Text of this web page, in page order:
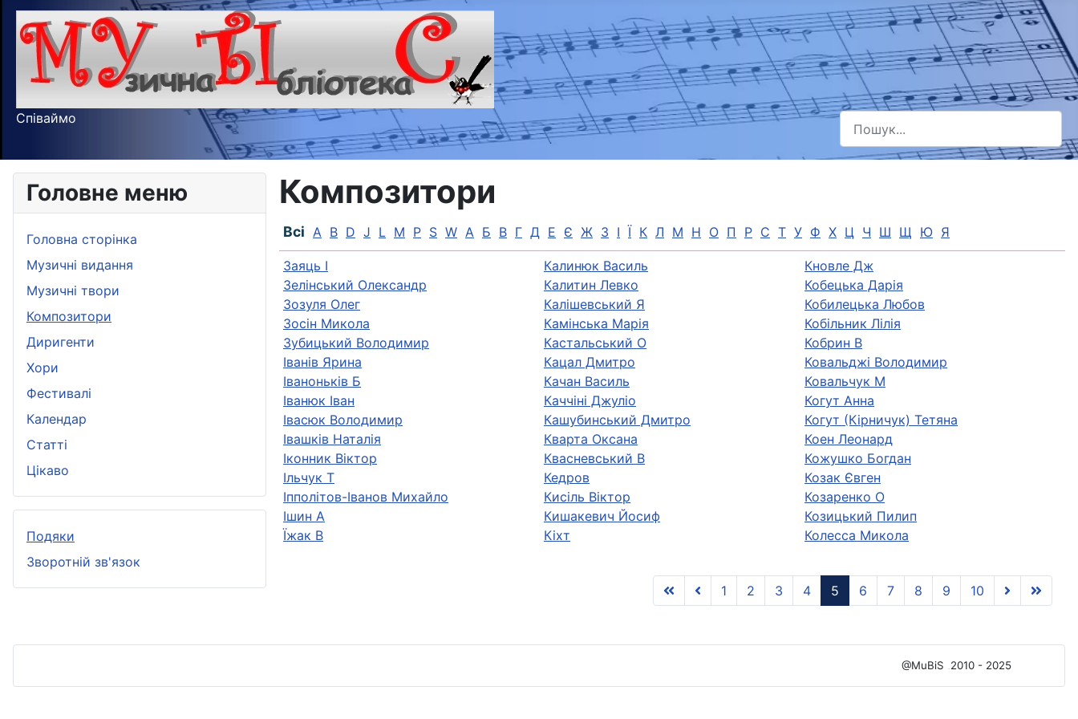
Співаймо Пошук
Type 2 or more characters for results.
Головне меню
Головна сторінка
Музичні видання
Музичні твори
Композитори
Диригенти
Хори
Фестивалі
Календар
Статті
Цікаво
Подяки
Зворотній зв'язок
Композитори
Всі A B D J L M P S W А Б В Г Д Е Є Ж З І Ї К Л М Н О П Р С Т У Ф Х Ц Ч Ш Щ Ю Я
Заяць І
Зелінський Олександр
Зозуля Олег
Зосін Микола
Зубицький Володимир
Іванів Ярина
Іваноньків Б
Іванюк Іван
Івасюк Володимир
Івашків Наталія
Іконник Віктор
Ільчук Т
Іпполітов-Іванов Михайло
Ішин А
Їжак В
Калинюк Василь
Калитин Левко
Калішевський Я
Камінська Марія
Кастальський О
Кацал Дмитро
Качан Василь
Каччіні Джуліо
Кашубинський Дмитро
Кварта Оксана
Квасневський В
Кедров
Кисіль Віктор
Кишакевич Йосиф
Кіхт
Кновле Дж
Кобецька Дарія
Кобилецька Любов
Кобільник Лілія
Кобрин В
Ковальджі Володимир
Ковальчук М
Когут Анна
Когут (Кірничук) Тетяна
Коен Леонард
Кожушко Богдан
Козак Євген
Козаренко О
Козицький Пилип
Колесса Микола
1 2 3 4 5 6 7 8 9 10
@MuBiS 2010 - 2025